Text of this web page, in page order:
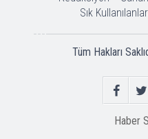
Sık
Tüm Hakları
Haber